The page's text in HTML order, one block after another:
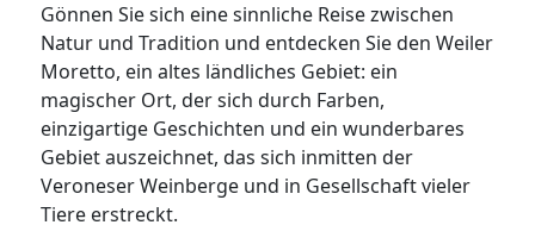
Gönnen Sie sich eine sinnliche Reise zwischen
Natur und Tradition und entdecken Sie den Weiler
Moretto, ein altes ländliches Gebiet: ein
magischer Ort, der sich durch Farben,
einzigartige Geschichten und ein wunderbares
Gebiet auszeichnet, das sich inmitten der
Veroneser Weinberge und in Gesellschaft vieler
Tiere erstreckt.